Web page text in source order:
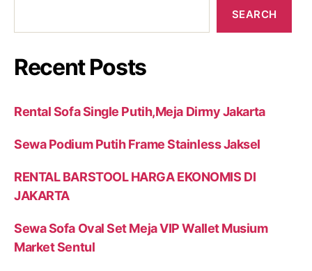
SEARCH
Recent Posts
Rental Sofa Single Putih,Meja Dirmy Jakarta
Sewa Podium Putih Frame Stainless Jaksel
RENTAL BARSTOOL HARGA EKONOMIS DI
JAKARTA
Sewa Sofa Oval Set Meja VIP Wallet Musium
Market Sentul